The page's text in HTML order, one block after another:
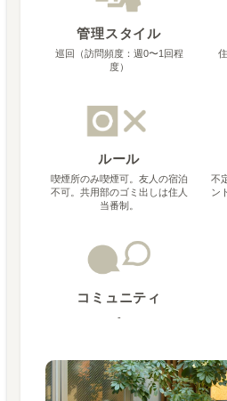
管理スタイル
巡回（訪問頻度：週0〜1回程
度）
ルール
喫煙所のみ喫煙可。友人の宿泊
不可。共用部のゴミ出しは住人
当番制。
不
ン
コミュニティ
-